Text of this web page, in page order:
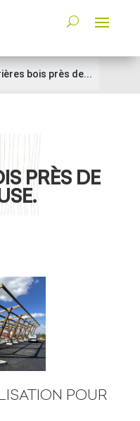
bois près de...
PRÈS DE
POUR